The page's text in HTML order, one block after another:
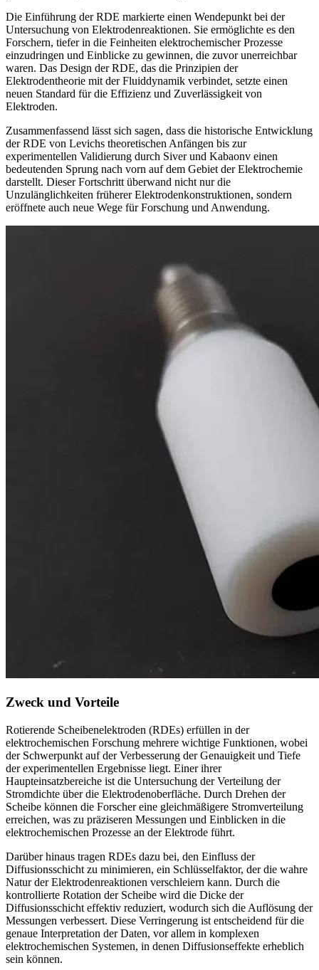
Die Einführung der RDE markierte einen Wendepunkt bei der
Untersuchung von Elektrodenreaktionen. Sie ermöglichte es den
Forschern, tiefer in die Feinheiten elektrochemischer Prozesse
einzudringen und Einblicke zu gewinnen, die zuvor unerreichbar
waren. Das Design der RDE, das die Prinzipien der
Elektrodentheorie mit der Fluiddynamik verbindet, setzte einen
neuen Standard für die Effizienz und Zuverlässigkeit von
Elektroden.
Zusammenfassend lässt sich sagen, dass die historische Entwicklung
der RDE von Levichs theoretischen Anfängen bis zur
experimentellen Validierung durch Siver und Kabaonv einen
bedeutenden Sprung nach vorn auf dem Gebiet der Elektrochemie
darstellt. Dieser Fortschritt überwand nicht nur die
Unzulänglichkeiten früherer Elektrodenkonstruktionen, sondern
eröffnete auch neue Wege für Forschung und Anwendung.
Zweck und Vorteile
Rotierende Scheibenelektroden (RDEs) erfüllen in der
elektrochemischen Forschung mehrere wichtige Funktionen, wobei
der Schwerpunkt auf der Verbesserung der Genauigkeit und Tiefe
der experimentellen Ergebnisse liegt. Einer ihrer
Haupteinsatzbereiche ist die Untersuchung der Verteilung der
Stromdichte über die Elektrodenoberfläche. Durch Drehen der
Scheibe können die Forscher eine gleichmäßigere Stromverteilung
erreichen, was zu präziseren Messungen und Einblicken in die
elektrochemischen Prozesse an der Elektrode führt.
Darüber hinaus tragen RDEs dazu bei, den Einfluss der
Diffusionsschicht zu minimieren, ein Schlüsselfaktor, der die wahre
Natur der Elektrodenreaktionen verschleiern kann. Durch die
kontrollierte Rotation der Scheibe wird die Dicke der
Diffusionsschicht effektiv reduziert, wodurch sich die Auflösung der
Messungen verbessert. Diese Verringerung ist entscheidend für die
genaue Interpretation der Daten, vor allem in komplexen
elektrochemischen Systemen, in denen Diffusionseffekte erheblich
sein können.